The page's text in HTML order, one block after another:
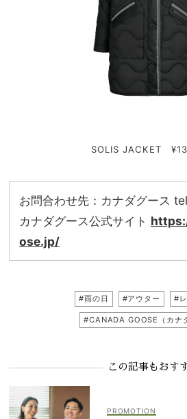
SOLIS JACKET
お問合わせ先：カナダグース
カナダグース公式サイト
ose.jp/
#雨の日 #アウター #
#CANADA GOOSE（カナ
この記事もおす